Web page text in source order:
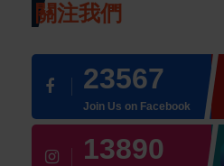
關注我們
23567
Join Us on Facebook
13890